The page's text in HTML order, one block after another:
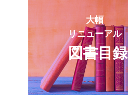
大幅
リニューアル
図書目録